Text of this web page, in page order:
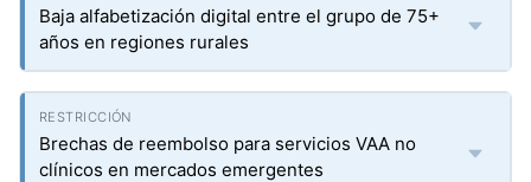
Baja alfabetización digital entre el grupo de 75+
años en regiones rurales
Brechas de reembolso para servicios VAA no
clínicos en mercados emergentes